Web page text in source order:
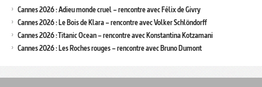
Cannes 2026 : Adieu monde cruel – rencontre avec Félix de Givry
Cannes 2026 : Le Bois de Klara – rencontre avec Volker Schlöndorff
Cannes 2026 : Titanic Ocean – rencontre avec Konstantina Kotzamani
Cannes 2026 : Les Roches rouges – rencontre avec Bruno Dumont